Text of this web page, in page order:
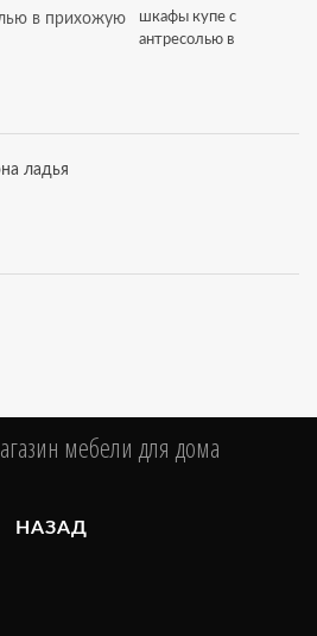
шкафы купе с
антресолью в
мебели для дома
НАЗАД